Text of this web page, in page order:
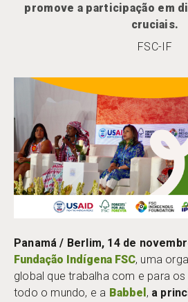
promove a participação em
cruciais.
FSC-IF
Panamá / Berlim, 14 de
Fundação Indígena FSC, uma
global que trabalha com e para
todo o mundo, e a Babbel , a